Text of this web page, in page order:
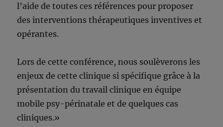
l’aide de toutes ces références pour proposer
des interventions thérapeutiques inventives et
opérantes.
Lors de cette conférence, nous soulèverons les
enjeux de cette clinique si spécifique grâce à la
présentation du travail clinique en équipe
mobile psy-périnatale et de quelques cas
cliniques.»